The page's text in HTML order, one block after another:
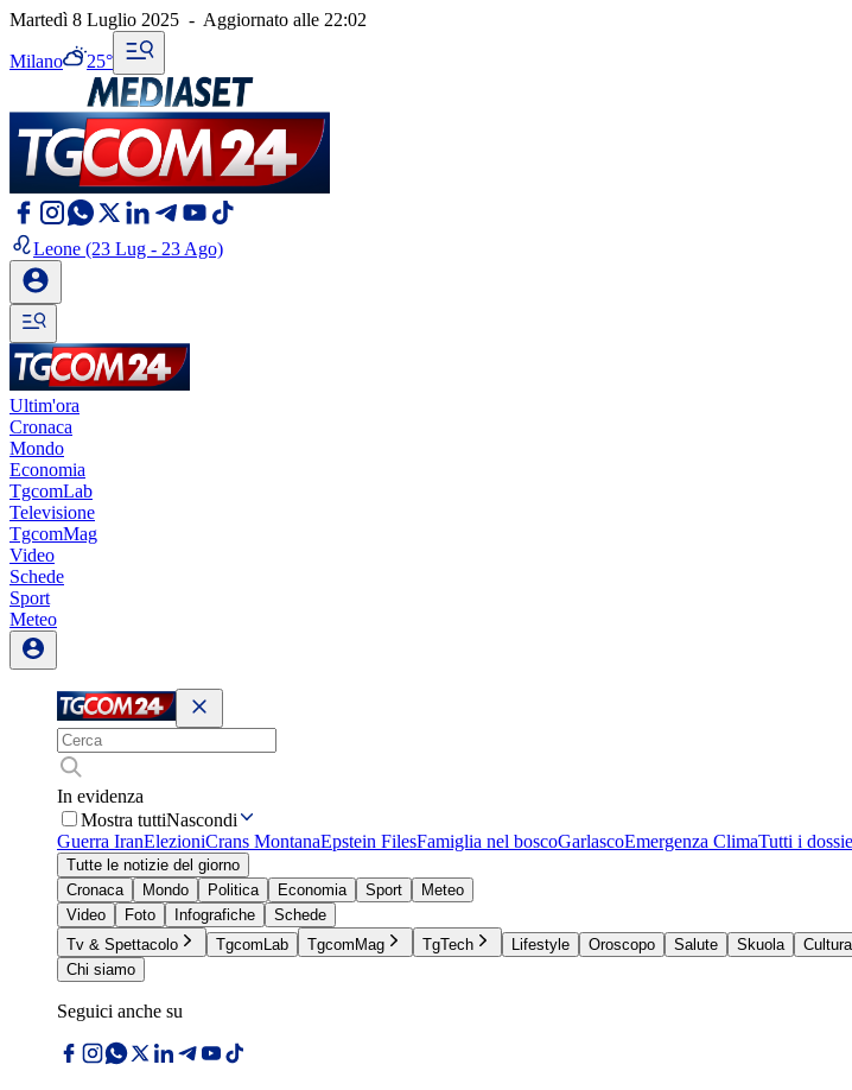
Martedì 8 Luglio 2025 - Aggiornato alle 22:02
Milano 25°
Leone (23 Lug - 23 Ago)
Ultim'ora
Cronaca
Mondo
Economia
TgcomLab
Televisione
TgcomMag
Video
Schede
Sport
Meteo
In evidenza
Mostra tuttiNascondi
Guerra IranElezioniCrans MontanaEpstein FilesFamiglia nel boscoGarlascoEmergenza ClimaTutti i
Tutte le notizie del giorno
Cronaca
Mondo Politica Economia Sport
Meteo
Video
Foto Infografiche
Schede
Tv & Spettacolo
TgcomLab TgcomMag TgTech Lifestyle Oroscopo Salute Skuola Cultura
Chi siamo
Seguici anche su